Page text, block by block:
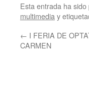
Esta entrada ha sido
multimedia y
← I FERIA DE
CARMEN